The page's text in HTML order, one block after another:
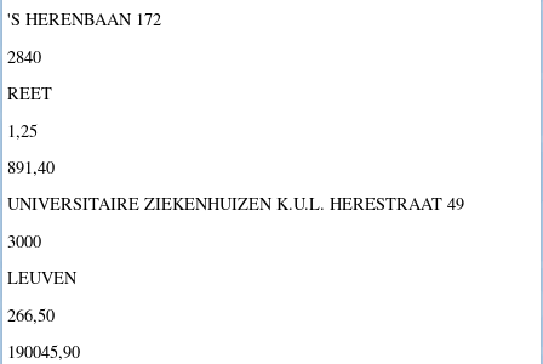
'S HERENBAAN 172
2840
REET
1,25
891,40
UNIVERSITAIRE ZIEKENHUIZEN K.U.L. HERESTRAAT 49
3000
LEUVEN
266,50
190045,90